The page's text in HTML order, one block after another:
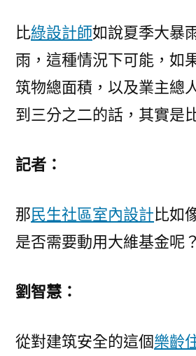
比綠設計師如說夏季大暴
雨，這種情況下可能，如
筑物總面積，以及業主總
到三分之二的話，其實是
記者：
那民生社區室內設計比如
是否需要動用大維基金呢？
劉智慧：
從對建筑安全的這個樂齡